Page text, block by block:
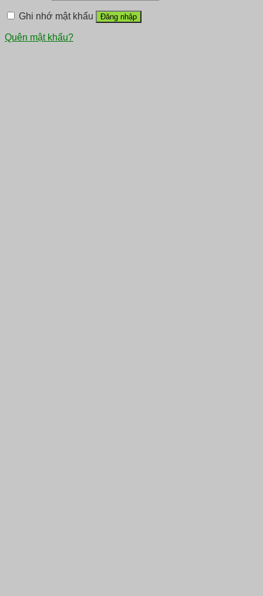
Ghi nhớ mật khẩu Đăng nhập
Quên mật khẩu?